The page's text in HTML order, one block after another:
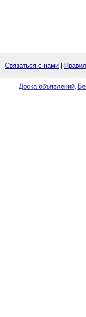
Связаться с нами
Доска объявлений.